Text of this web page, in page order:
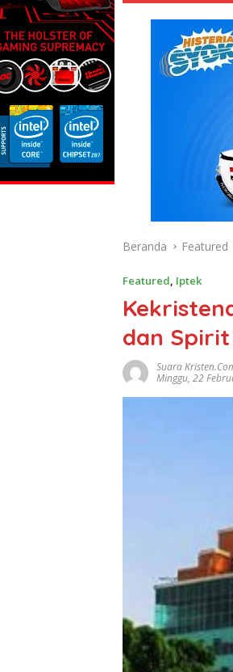
Beranda Featured
Featured, Iptek
dan Spirit
Suara
Minggu, 22